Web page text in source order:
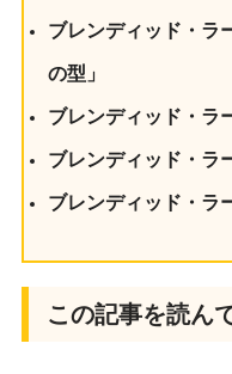
ブレンディッド・ラ
の型」
ブレンディッド・ラ
ブレンディッド・ラ
ブレンディッド・ラ
この記事を読ん